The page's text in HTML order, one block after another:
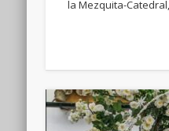
la Mezquita-